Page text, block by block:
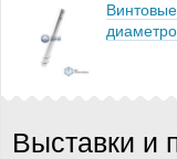
Выставки и